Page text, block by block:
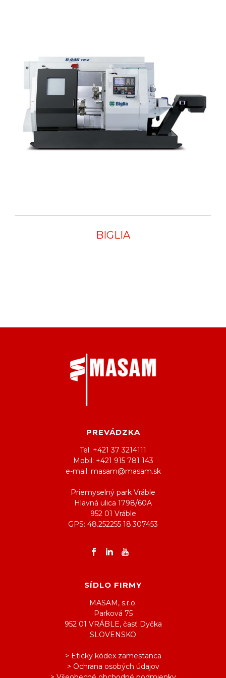
BIGLIA
PREVÁDZKA
Tel: +421 37 3214111
Mobil: +421 915 781 143
e-mail: masam@masam.sk
Priemyselný park Vráble
Hlavná ulica 1798/60A
952 01 Vráble
GPS: 48.252255 18.307453
SÍDLO FIRMY
MASAM, s.r.o.
Parková 75
952 01 VRÁBLE, časť Dyčka
SLOVENSKO
> Eticky kódex zamestanca
> Ochrana osobých údajov